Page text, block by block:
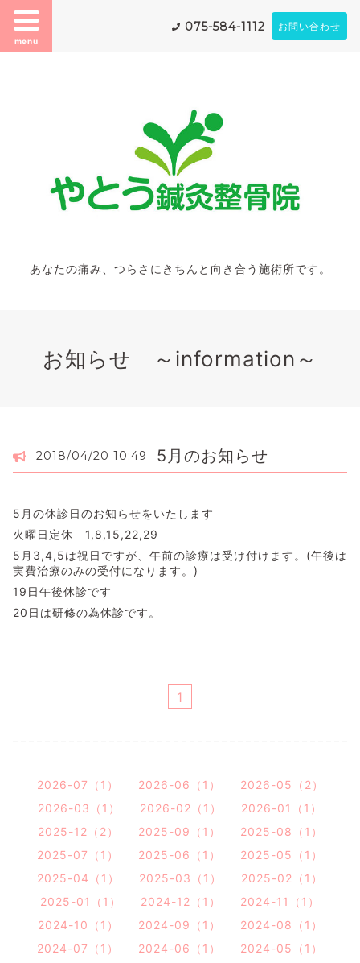
menu
075-584-1112 お問い合わせ
あなたの痛み、つらさにきちんと向き合う施術所です。
お知らせ ～information～
2018/04/20 10:49 5月のお知らせ
5月の休診日のお知らせをいたします
火曜日定休 1,8,15,22,29
5月3,4,5は祝日ですが、午前の診療は受け付けます。(午後は
実費治療のみの受付になります。)
19日午後休診です
20日は研修の為休診です。
1
2026-07（1） 2026-06（1）
2026-05（2）
2026-03（1）
2026-02（1）
2026-01（1）
2025-12（2）
2025-09（1）
2025-08（1）
2025-07（1）
2025-06（1）
2025-05（1）
2025-04（1）
2025-03（1）
2025-02（1）
2025-01（1）
2024-12（1）
2024-11（1）
2024-10（1）
2024-09（1）
2024-08（1）
2024-07（1）
2024-06（1）
2024-05（1）